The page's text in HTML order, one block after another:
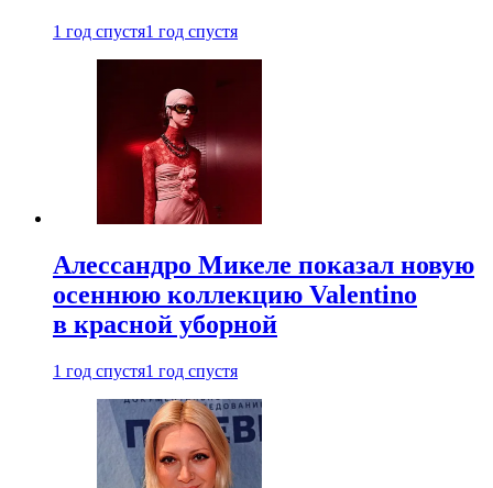
1 год спустя1 год спустя
Алессандро Микеле показал новую
осеннюю коллекцию Valentino
в красной уборной
1 год спустя1 год спустя